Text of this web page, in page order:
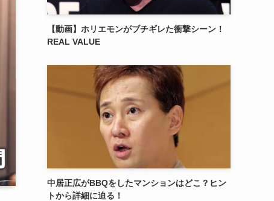
【動画】ホリエモンがブチギレた衝撃シーン！
REAL VALUE
中居正広がBBQをしたマンションはどこ？ヒン
トから詳細に迫る！